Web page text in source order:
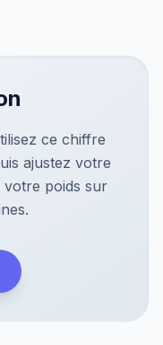
ce chiffre
ajustez votre
poids sur